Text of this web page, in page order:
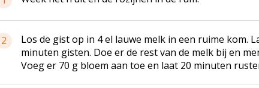
2
Los de gist op in 4 el lauwe melk in een ruime kom.
minuten gisten. Doe er de rest van de melk bij en
Voeg er 70 g bloem aan toe en laat 20 minuten